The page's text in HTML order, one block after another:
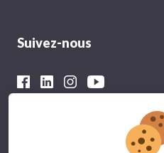
Suivez-nous
Avec le soutien financier du